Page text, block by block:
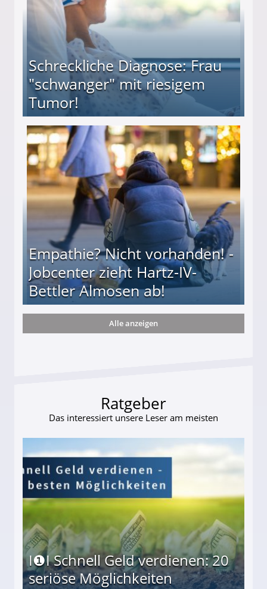
Schreckliche Diagnose: Frau
"schwanger" mit riesigem
Tumor!
mit riesigem Tumor!
Empathie? Nicht vorhanden! -
Jobcenter zieht Hartz-IV-
Bettler Almosen ab!
Hartz-IV-Bettler Almosen ab!
Alle anzeigen
Ratgeber
Das interessiert unsere Leser am meisten
I❶I Schnell Geld verdienen: 20
seriöse Möglichkeiten